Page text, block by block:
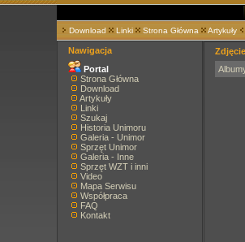
Download Linki Strona Główna Artykuły
Nawigacja
Portal
Strona Główna
Download
Artykuły
Linki
Szukaj
Historia Unimoru
Galeria - Unimor
Sprzęt Unimor
Galeria - Inne
Sprzęt WZT i inni
Video
Mapa Serwisu
Współpraca
FAQ
Kontakt
Zdjęcie